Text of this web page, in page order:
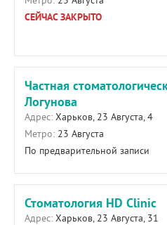
СЕЙЧАС ЗАКРЫТО
Частная
Логунова
Адрес: Харьков, 23 Августа, 4
Метро: 23 Августа
По предварительной записи
Стоматология HD Clinic
Адрес: Харьков, 23 Августа, 31